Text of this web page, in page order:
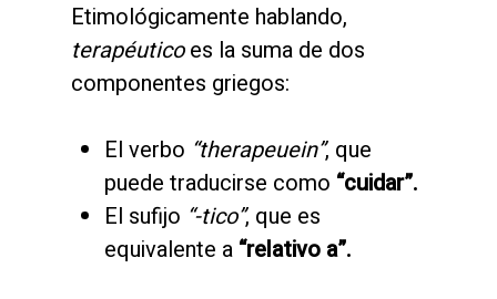
Etimológicamente hablando,
terapéuticoes la suma de dos
componentes griegos:
El verbo “therapeuein”, que
puede traducirse como “cuidar”.
El sufijo “-tico”, que es
equivalente a “relativo a”.